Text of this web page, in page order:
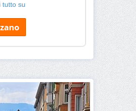
tutto su